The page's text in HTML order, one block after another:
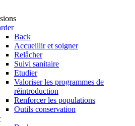
Back
Accueillir et soigner
Relâcher
Suivi sanitaire
Etudier
Valoriser les programmes de
réintroduction
Renforcer les populations
Outils conservation